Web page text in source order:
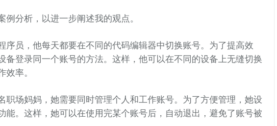
分析，以进一步阐述我的观点。
序员，他每天都要在不同的代码编辑器中切换账号。为了提高效
备登录同一个账号的方法。这样，他可以在不同的设备上无缝切换
率。
职场妈妈，她需要同时管理个人和工作账号。为了方便管理，她设
能。这样，她可以在使用完某个账号后，自动退出，避免了账号被